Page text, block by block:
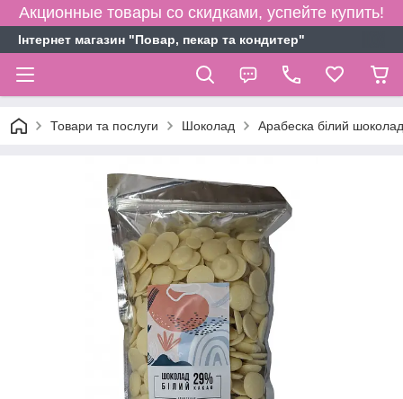
Акционные товары со скидками, успейте купить!
Інтернет магазин "Повар, пекар та кондитер"
Товари та послуги Шоколад Арабеска білий